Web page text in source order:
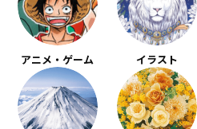
アニメ・ゲーム イラスト